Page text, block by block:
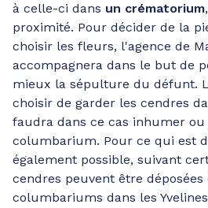
à celle-ci dans un crématorium
proximité. Pour décider de la
choisir les fleurs, l'agence de
accompagnera dans le but de
mieux la sépulture du défunt.
choisir de garder les cendres
faudra dans ce cas inhumer
columbarium. Pour ce qui est
également possible, suivant
cendres peuvent être
columbariums dans les